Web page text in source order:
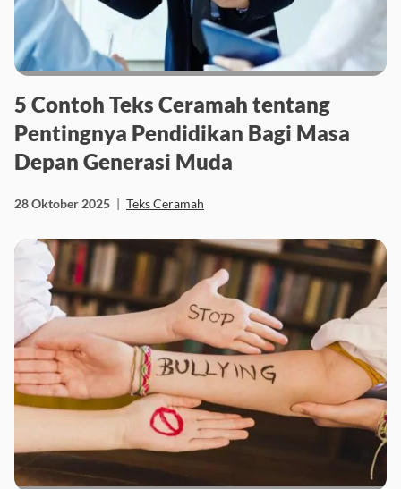
5 Contoh Teks Ceramah tentang
Pentingnya Pendidikan Bagi Masa
Depan Generasi Muda
28 Oktober 2025 | Teks Ceramah